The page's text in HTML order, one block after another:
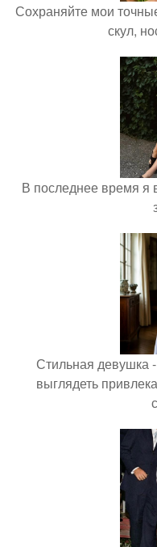
Сохраняйте мои
скул,
В последнее время я
Стильная девушка
выглядеть